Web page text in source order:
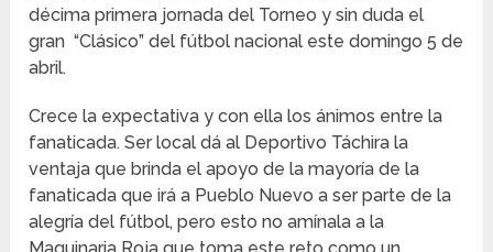
décima primera jornada del Torneo y sin duda el
gran “Clásico” del fútbol nacional este domingo 5 de
abril.
Crece la expectativa y con ella los ánimos entre la
fanaticada. Ser local dá al Deportivo Táchira la
ventaja que brinda el apoyo de la mayoría de la
fanaticada que irá a Pueblo Nuevo a ser parte de la
alegría del fútbol, pero esto no amínala a la